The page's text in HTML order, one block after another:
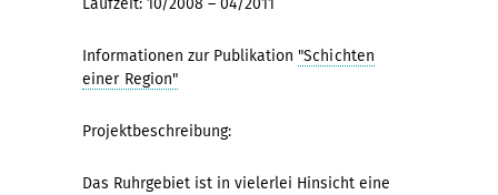
Informationen zur Publikation "Schichten
einer Region"
Projektbeschreibung:
Das Ruhrgebiet ist in vielerlei Hinsicht eine